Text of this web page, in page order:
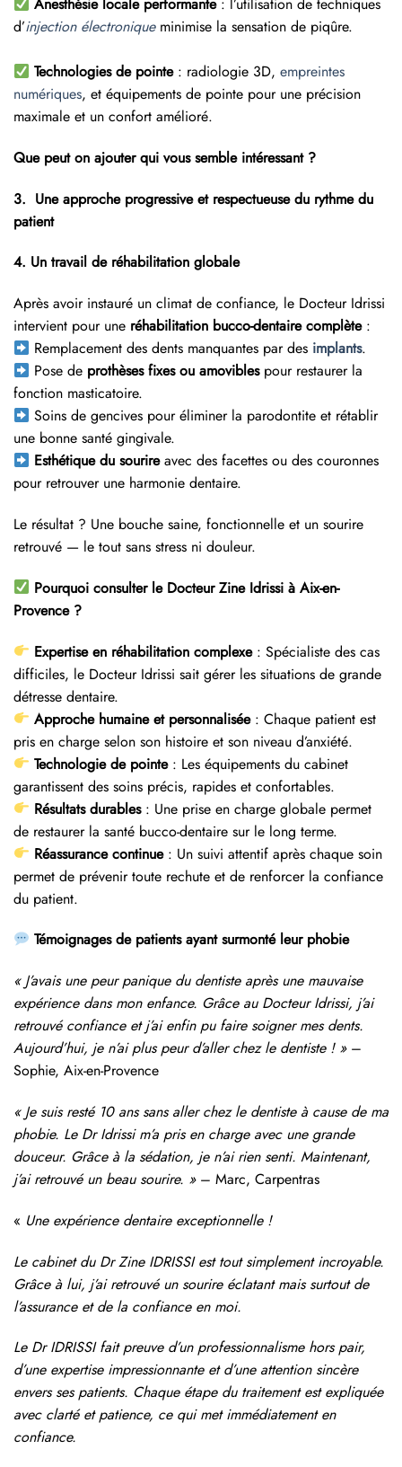
d’injection électronique minimise la sensation de piqûre.
Technologies de pointe: radiologie 3D,empreintes
numériques, et équipements de pointe pour une précision
maximale et un confort amélioré.
Que peut on ajouter qui vous semble intéressant ?
3. Une approche progressive et respectueuse du rythme du
patient
4. Un travail de réhabilitation globale
Après avoir instauré un climat de confiance, le Docteur Idrissi
intervient pour une réhabilitation bucco-dentaire complète:
Remplacement des dents manquantes par des implants.
Pose de prothèses fixes ou amoviblespour restaurer la
fonction masticatoire.
Soins de gencives pour éliminer la parodontite et rétablir
une bonne santé gingivale.
Esthétique du sourireavec des facettes ou des couronnes
pour retrouver une harmonie dentaire.
Le résultat ? Une bouche saine, fonctionnelle et un sourire
retrouvé — le tout sans stress ni douleur.
Pourquoi consulter le Docteur Zine Idrissi à Aix-en-
Provence ?
Expertise en réhabilitation complexe: Spécialiste des cas
difficiles, le Docteur Idrissi sait gérer les situations de grande
détresse dentaire.
Approche humaine et personnalisée: Chaque patient est
pris en charge selon son histoire et son niveau d’anxiété.
Technologie de pointe: Les équipements du cabinet
garantissent des soins précis, rapides et confortables.
Résultats durables: Une prise en charge globale permet
de restaurer la santé bucco-dentaire sur le long terme.
Réassurance continue: Un suivi attentif après chaque soin
permet de prévenir toute rechute et de renforcer la confiance
du patient.
Témoignages de patients ayant surmonté leur phobie
« J’avais une peur panique du dentiste après une mauvaise
expérience dans mon enfance. Grâce au Docteur Idrissi, j’ai
retrouvé confiance et j’ai enfin pu faire soigner mes dents.
Aujourd’hui, je n’ai plus peur d’aller chez le dentiste ! »–
Sophie, Aix-en-Provence
« Je suis resté 10 ans sans aller chez le dentiste à cause de ma
phobie. Le Dr Idrissi m’a pris en charge avec une grande
douceur. Grâce à la sédation, je n’ai rien senti. Maintenant,
j’ai retrouvé un beau sourire. »– Marc, Carpentras
« Une expérience dentaire exceptionnelle !
Le cabinet du Dr Zine IDRISSI est tout simplement incroyable.
Grâce à lui, j’ai retrouvé un sourire éclatant mais surtout de
l’assurance et de la confiance en moi.
Le Dr IDRISSI fait preuve d’un professionnalisme hors pair,
d’une expertise impressionnante et d’une attention sincère
envers ses patients. Chaque étape du traitement est expliquée
avec clarté et patience, ce qui met immédiatement en
confiance.